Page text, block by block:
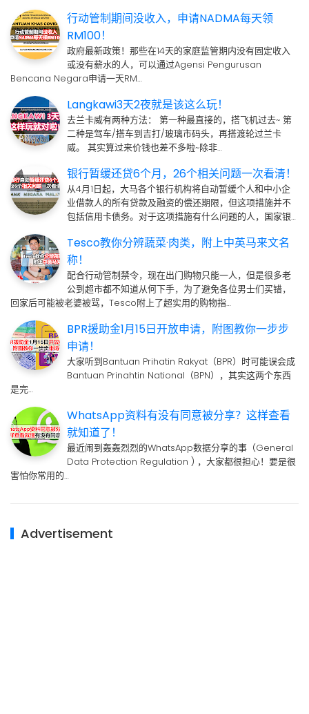
行动管制期间没收入，申请NADMA每天领
RM100！
政府最新政策！那些在14天的家庭监管期内没有固定收入
或没有薪水的人，可以通过Agensi Pengurusan
Bencana Negara申请一天RM…
Langkawi3天2夜就是该这么玩！
去兰卡威有两种方法： 第一种最直接的，搭飞机过去~ 第
二种是驾车/搭车到吉打/玻璃市码头，再搭渡轮过兰卡
威。 其实算过来价钱也差不多啦~除非…
银行暂缓还贷6个月，26个相关问题一次看清！
从4月1日起，大马各个银行机构将自动暂缓个人和中小企
业借款人的所有贷款及融资的偿还期限，但这项措施并不
包括信用卡债务。对于这项措施有什么问题的人，国家银…
Tesco教你分辨蔬菜·肉类，附上中英马来文名
称！
配合行动管制禁令，现在出门购物只能一人，但是很多老
公到超市都不知道从何下手，为了避免各位男士们买错，
回家后可能被老婆被骂，Tesco附上了超实用的购物指…
BPR援助金1月15日开放申请，附图教你一步步
申请！
大家听到Bantuan Prihatin Rakyat（BPR）时可能误会成
Bantuan Prinahtin National（BPN），其实这两个东西
是完…
WhatsApp资料有没有同意被分享？这样查看
就知道了！
最近闹到轰轰烈烈的WhatsApp数据分享的事（General
Data Protection Regulation ) ，大家都很担心！要是很
害怕你常用的…
Advertisement